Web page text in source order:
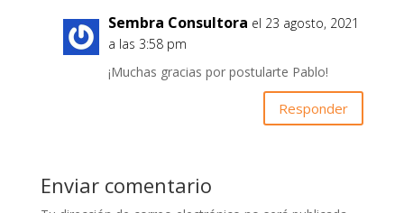
Sembra Consultora el 23 agosto, 2021
a las 3:58 pm
¡Muchas gracias por postularte Pablo!
Responder
Enviar comentario